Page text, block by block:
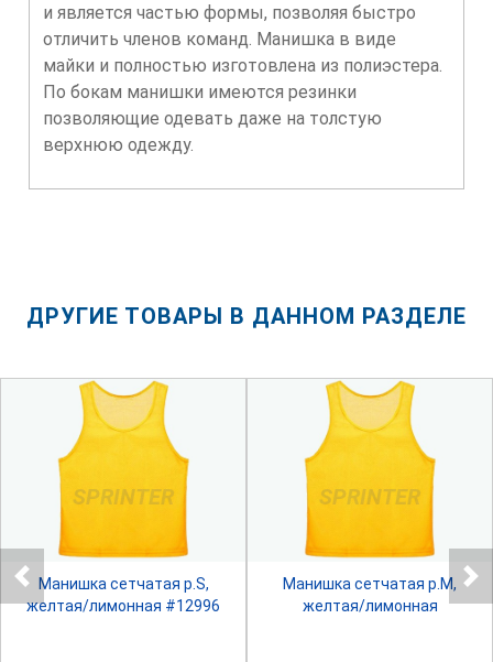
и является частью формы, позволяя быстро
отличить членов команд. Манишка в виде
майки и полностью изготовлена из полиэстера.
По бокам манишки имеются резинки
позволяющие одевать даже на толстую
верхнюю одежду.
ДРУГИЕ ТОВАРЫ В ДАННОМ РАЗДЕЛЕ
SPRINTER
Манишка сетчатая р.S,
желтая/лимонная #12996
SPRINTER
Манишка сетчатая р.М,
желтая/лимонная